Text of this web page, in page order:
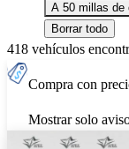
A 50 millas de
Borrar todo
418 vehículos
Compra con
Mostrar solo